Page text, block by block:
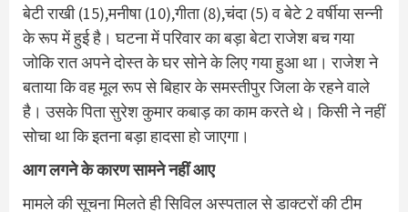
बेटी राखी (15),मनीषा (10),गीता (8),चंदा (5) व बेटे 2 वर्षीया सन्नी
के रूप में हुई है। घटना में परिवार का बड़ा बेटा राजेश बच गया
जोकि रात अपने दोस्त के घर सोने के लिए गया हुआ था। राजेश ने
बताया कि वह मूल रूप से बिहार के समस्तीपुर जिला के रहने वाले
है। उसके पिता सुरेश कुमार कबाड़ का काम करते थे। किसी ने नहीं
साेचा था कि इतना बड़ा हादसा हाे जाएगा।
आग लगने के कारण सामने नहीं आए
मामले की सूचना मिलते ही सिविल अस्पताल से डाक्टरों की टीम